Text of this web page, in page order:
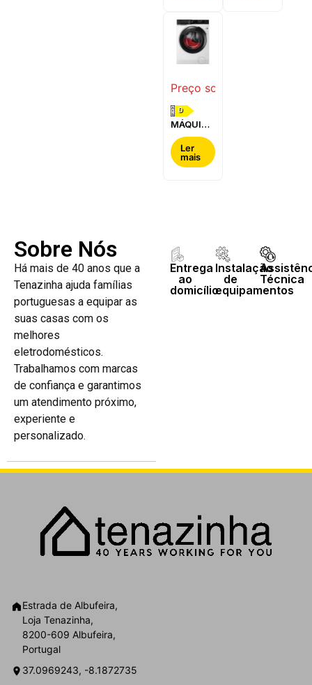
Preço sob consulta
D
MÁQUINA
DE LAVAR
E SECAR
ROUPA
AEG -
Ler
mais
Sobre Nós
Há mais de 40 anos que a
Tenazinha ajuda famílias
portuguesas a equipar as
suas casas com os
melhores
eletrodomésticos.
Trabalhamos com marcas
de confiança e garantimos
um atendimento próximo,
experiente e
personalizado.
Entrega
ao
domicílio
Instalação
de
equipamentos
Técnica
Estrada de Albufeira,
Loja Tenazinha,
8200-609 Albufeira,
Portugal
37.0969243, -8.1872735